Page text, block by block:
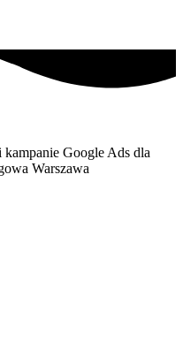
Google Ads dla
Warszawa